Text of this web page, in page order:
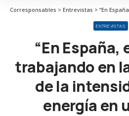
ENTREVISTAS
“En España,
trabajando en
de la
energía en